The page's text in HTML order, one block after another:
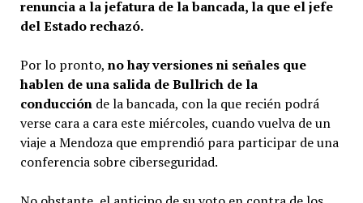
renuncia a la jefatura de la bancada, la que el jefe
del Estado rechazó.
Por lo pronto, no hay versiones ni señales que
hablen de una salida de Bullrich de la
conducciónde la bancada, con la que recién podrá
verse cara a cara este miércoles, cuando vuelva de un
viaje a Mendoza que emprendió para participar de una
conferencia sobre ciberseguridad.